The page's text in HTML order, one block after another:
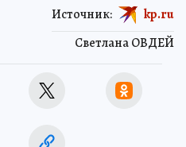
Светлана ОВДЕЙ
Источник: kp.ru